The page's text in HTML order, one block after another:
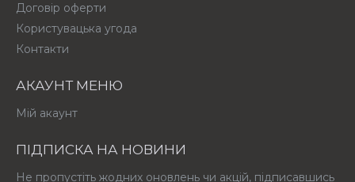
Договір оферти
Користувацька угода
Контакти
АКАУНТ МЕНЮ
Мій акаунт
ПІДПИСКА НА НОВИНИ
Не пропустіть жодних оновлень чи акцій, підписавшись